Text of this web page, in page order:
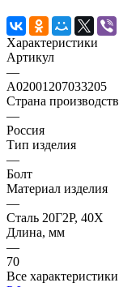
Характеристики
Артикул
—
A02001207033205
Страна
—
Россия
Тип изделия
—
Болт
Материал изделия
—
Сталь 20Г2Р, 40Х
Длина, мм
—
70
Все характеристики